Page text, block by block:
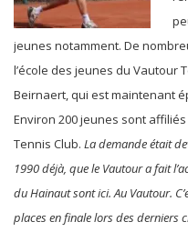
jeunes notamment. De
l’école des jeunes du Vautour
Beirnaert, qui est maintenant
Environ 200 jeunes sont
Tennis Club. La demande était
1990 déjà, que le Vautour a fait
du Hainaut sont ici. Au Vautour.
places en finale lors des derniers